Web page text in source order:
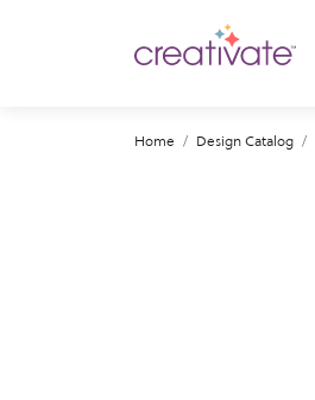
Home Design Catalog